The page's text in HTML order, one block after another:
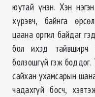
юутай үнэн. Хэн
хүрэвч, байнга
цаана оргил байдаг
бол ихэд тайвширч
болзошгүй гэж боддог.
сайхан ухамсарын
чадахгүй босч,